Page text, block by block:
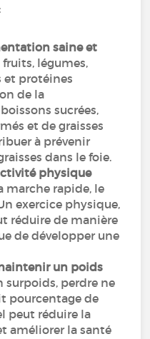
saine et
fruits, légumes,
et protéines
de la
sucrées,
et de graisses
à prévenir
dans le foie.
physique
marche rapide, le
exercice physique,
réduire de manière
de développer une
un poids
surpoids, perdre ne
pourcentage de
peut réduire la
améliorer la santé